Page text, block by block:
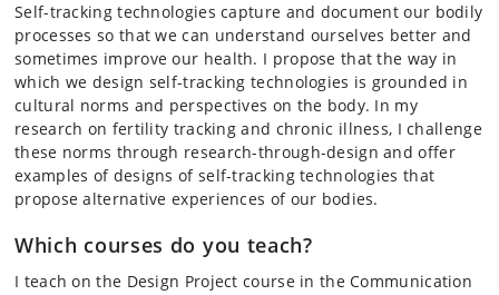
Self-tracking technologies capture and document our bodily
processes so that we can understand ourselves better and
sometimes improve our health. I propose that the way in
which we design self-tracking technologies is grounded in
cultural norms and perspectives on the body. In my
research on fertility tracking and chronic illness, I challenge
these norms through research-through-design and offer
examples of designs of self-tracking technologies that
propose alternative experiences of our bodies.
Which courses do you teach?
I teach on the Design Project course in the Communication